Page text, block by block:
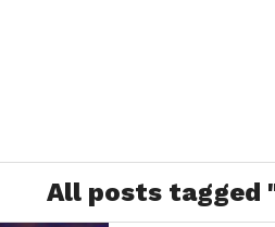
All posts tagged